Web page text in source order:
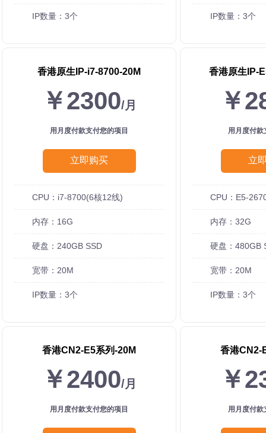
IP数量：3个 IP数量：3个
香港原生IP-i7-8700-20M
￥2300/月
用月度付款支付您的项目
立即购买
CPU：i7-8700(6核12线)
内存：16G
硬盘：240GB SSD
宽带：20M
IP数量：3个
香港原生IP-
￥
用月度付款
立
CPU：E5-
内存：32G
硬盘：480GB
宽带：20M
IP数量：3个
香港CN2-E5系列-20M
￥2400/月
用月度付款支付您的项目
香港CN2-
￥
用月度付款